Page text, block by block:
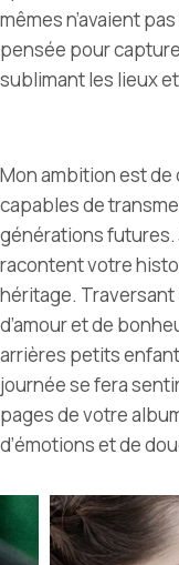
mêmes n’avaient
pensée pour
sublimant les lieux
Mon ambition est
capables de
générations futures.
racontent votre
héritage. Traversant
d’amour et de
arrières petits
journée se fera
pages de votre
d’émotions et de